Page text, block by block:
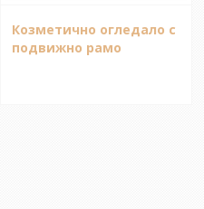
Козметично огледало с
подвижно рамо